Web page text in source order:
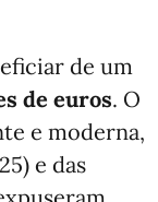
de um
de euros. O
e moderna,
e das